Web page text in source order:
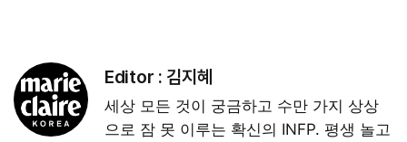
Editor : 김지혜
세상 모든 것이 궁금하고 수만 가지 상상
으로 잠 못 이루는 확신의 INFP. 평생 놀고